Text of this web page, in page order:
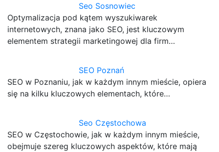
Seo Sosnowiec
Optymalizacja pod kątem wyszukiwarek
internetowych, znana jako SEO, jest kluczowym
elementem strategii marketingowej dla firm…
SEO Poznań
SEO w Poznaniu, jak w każdym innym mieście, opiera
się na kilku kluczowych elementach, które…
Seo Częstochowa
SEO w Częstochowie, jak w każdym innym mieście,
obejmuje szereg kluczowych aspektów, które mają